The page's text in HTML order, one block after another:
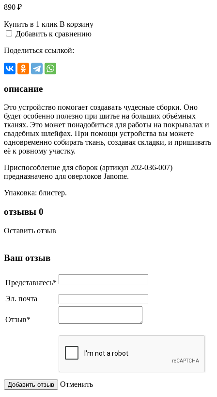
890 ₽
Купить в 1 клик В корзину
Добавить к сравнению
Поделиться ссылкой:
описание
Это устройство помогает создавать чудесные сборки. Оно
будет особенно полезно при шитье на больших объёмных
тканях. Это может понадобиться для работы на покрывалах и
свадебных шлейфах. При помощи устройства вы можете
одновременно собирать ткань, создавая складки, и пришивать
её к ровному участку.
Приспособление для сборок (артикул 202-036-007)
предназначено для оверлоков Janome.
Упаковка: блистер.
отзывы 0
Оставить отзыв
Ваш отзыв
Представьтесь*
Эл. почта
Отзыв*
Отменить